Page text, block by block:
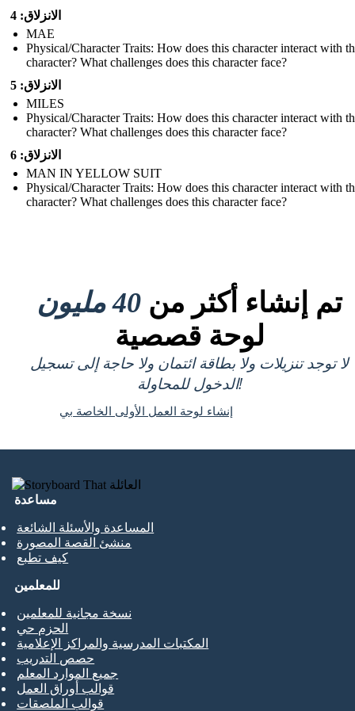
الانزلاق: 4
MAE
Physical/Character Traits: How does this character interact with
character? What challenges does this character face?
الانزلاق: 5
MILES
Physical/Character Traits: How does this character interact with
character? What challenges does this character face?
الانزلاق: 6
MAN IN YELLOW SUIT
Physical/Character Traits: How does this character interact with
character? What challenges does this character face?
تم إنشاء أكثر من 40 مليون
لوحة قصصية
لا توجد تنزيلات ولا بطاقة ائتمان ولا حاجة إلى تسجيل
الدخول للمحاولة!
إنشاء لوحة العمل الأولى الخاصة بي
مساعدة
المساعدة والأسئلة الشائعة
منشئ القصة المصورة
كيف تطبع
للمعلمين
نسخة مجانية للمعلمين
الحزم حي
المكتبات المدرسية والمراكز الإعلامية
حصص التدريب
جميع الموارد المعلم
قوالب أوراق العمل
قوالب الملصقات